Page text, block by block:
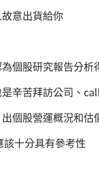
意出貨給你
個股研究報告分析
辛苦拜訪公司、
個股營運概況和估
該十分具有參考性